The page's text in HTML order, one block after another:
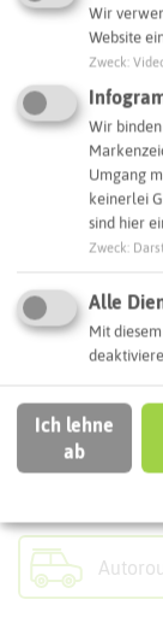
Adresse:
Schlösser-Runde
Ruhrgebiet
Parkplatz Altes
(Startpunkt)
45701 Herten
Webseite
Interaktive
ÖPNV-
Wir
Website
Zweck
Wir
Umgang
keinerlei
sind hier
Zweck
Alle
Mit
Ich lehne
ab